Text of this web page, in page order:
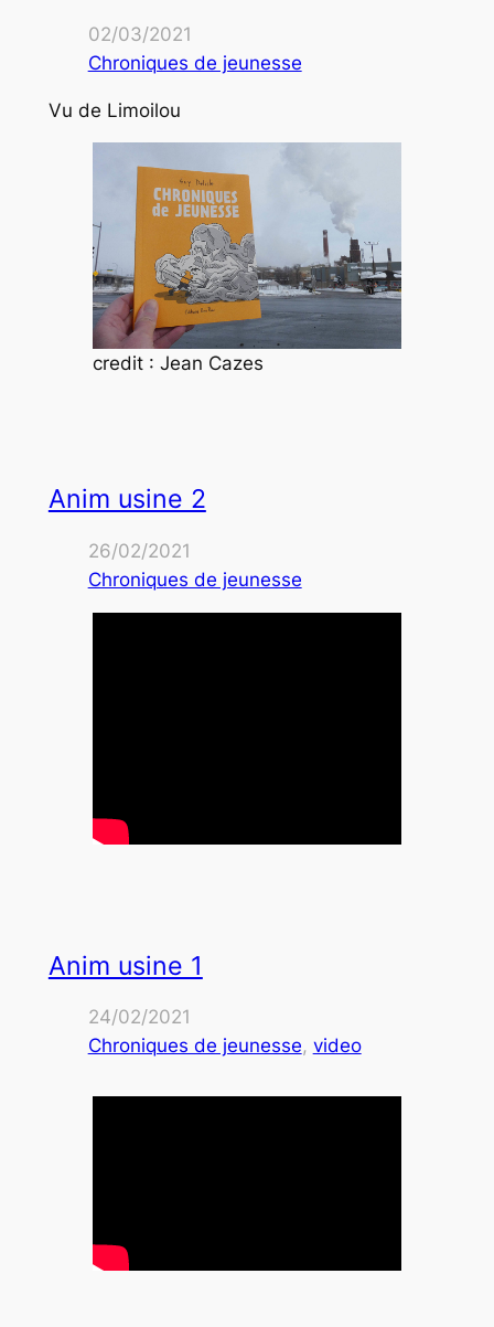
02/03/2021
Chroniques de jeunesse
Vu de Limoilou
credit : Jean Cazes
Anim usine 2
26/02/2021
Chroniques de jeunesse
Anim usine 1
24/02/2021
Chroniques de jeunesse, video